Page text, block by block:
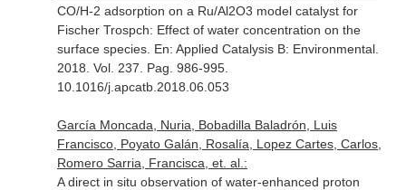
CO/H-2 adsorption on a Ru/Al2O3 model catalyst for
Fischer Trospch: Effect of water concentration on the
surface species. En: Applied Catalysis B: Environmental.
2018. Vol. 237. Pag. 986-995.
10.1016/j.apcatb.2018.06.053
García Moncada, Nuria, Bobadilla Baladrón, Luis
Francisco, Poyato Galán, Rosalía, Lopez Cartes, Carlos,
Romero Sarria, Francisca, et. al.:
A direct in situ observation of water-enhanced proton